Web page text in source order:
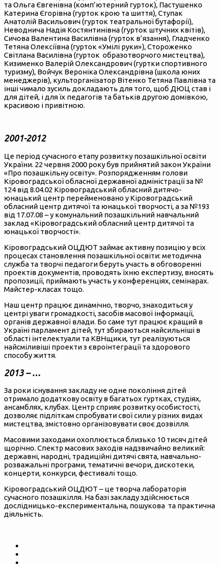
та Ольга Євгенівна (комп’ютерний гурток), Пастушенко
Катерина Єгорівна (гурток крою та шиття), Ступак
Анатолій Васильович (гурток театральної бутафорії),
Неводнича Надія Костянтинівна (гурток штучних квітів),
Сичова Валентина Василівна (гурток в’язання), Гладченко
Тетяна Олексіївна (гурток «Умілі руки»), Стороженко
Світлана Василівна (гурток образотворчого мистецтва),
Кизименко Валерій Олександрович (гуртки спортивного
туризму), Войчук Вероніка Олександрівна (школа юних
менеджерів), культорганізатор Вітенко Тетяна Павлівна та
інші чимало зусиль докладають для того, щоб ДЮЦ став і
для дітей, і для їх педагогів та батьків другою домівкою,
красивою і привітною.
2001-2012
Це період сучасного етапу розвитку позашкільної освіти
України. 22 червня 2000 року був прийнятий закон України
«Про позашкільну освіту». Розпорядженням голови
Кіровоградської обласної державної адміністрації за №
124 від 8.04.02 Кіровоградський обласний дитячо-
юнацький центр перейменовано у Кіровоградський
обласний центр дитячої та юнацької творчості, а за №193
від 17.07.08 – у комунальний позашкільний навчальний
заклад «Кіровоградський обласний центр дитячої та
юнацької творчості».
Кіровоградський ОЦДЮТ займає активну позицію у всіх
процесах становлення позашкільної освіти: методична
служба та творчі педагоги беруть участь в обговоренні
проектів документів, проводять їхню експертизу, вносять
пропозиції, приймають участь у конференціях, семінарах.
Майстер-класах тощо.
Наш центр працює динамічно, творчо, знаходиться у
центрі уваги громадкості, засобів масової інформації,
органів державної влади. Бо саме тут працює кращий в
Україні парламент дітей, тут збираються найсильніші в
області інтелектуали та КВНщики, тут реалізуються
найсміливіші проекти з євроінтеграції та здорового
способу життя.
2013 – …
За роки існування закладу не одне покоління дітей
отримало додаткову освіту в багатьох гуртках, студіях,
ансамблях, клубах. Центр сприяє розвитку особистості,
дозволяє підліткам спробувати свої сили у різних видах
мистецтва, змістовно організовувати своє дозвілля.
Масовими заходами охоплюється близько 10 тисяч дітей
щорічно. Спектр масових заходів надзвичайно великий:
державні, народні, традиційні дитячі свята, навчально-
розважальні програми, тематичні вечори, дискотеки,
концерти, конкурси, фестивалі тощо.
Кіровоградський ОЦДЮТ – це творча лабораторія
сучасного позашкілля. На базі закладу здійснюється
дослідницько-експериментальна, пошукова та практична
діяльність.